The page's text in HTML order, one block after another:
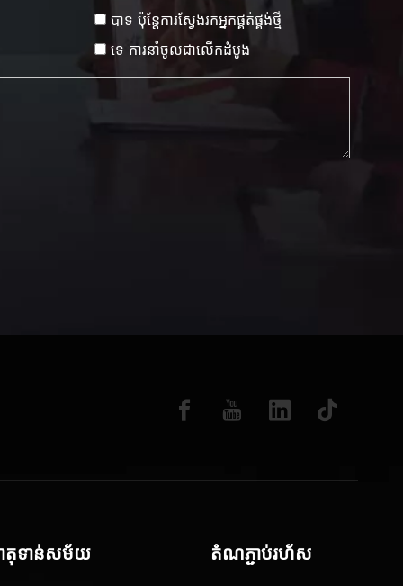
បាទ ប៉ុន្តែ​ការ​ស្វែង​រក​អ្នក​ផ្គត់​ផ្គង់​ថ្មី
​ទេ ការ​នាំ​ចូល​ជា​លើក​ដំបូង
តុទាន់សម័យ តំណភ្ជាប់រហ័ស